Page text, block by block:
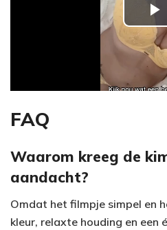
P
l
a
V
d
FAQ
Waarom kreeg de
aandacht?
Omdat het filmpje simpel en
kleur, relaxte houding en een